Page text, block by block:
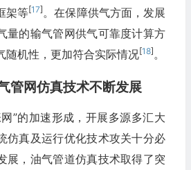
架等[17]。在保障供气方面，发展
量的输气管网供气可靠度计算方
随机性，更加符合实际情况[18]。
管网仿真技术不断发展
”的加速形成，开展多源多汇大
仿真及运行优化技术攻关十分必
展，油气管道仿真技术取得了突